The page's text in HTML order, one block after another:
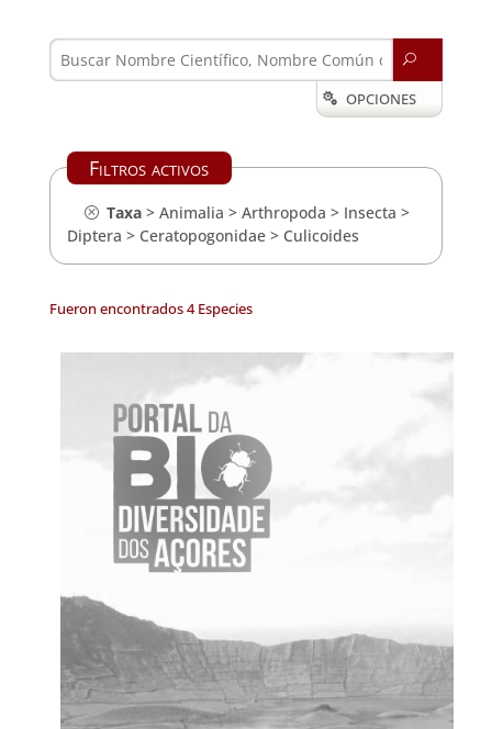
U
 OPCIONES
Filtros activos
Taxa> Animalia > Arthropoda > Insecta >
Diptera > Ceratopogonidae> Culicoides
Fueron encontrados 4 Especies